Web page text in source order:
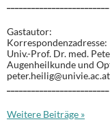
Gastautor:
Korrespondenzadresse:
Univ.-Prof. Dr. med.
Augenheilkunde und
peter.heilig@univie.ac.at
Weitere Beiträge »